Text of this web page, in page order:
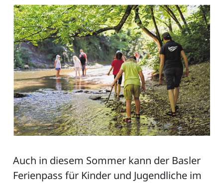
Auch in diesem Sommer kann der Basler
Ferienpass für Kinder und Jugendliche im